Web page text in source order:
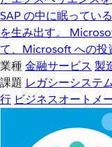
SAP の中に眠ってい
を生み出す。
て、Microsoft への投
業種金融サービス 製
課題 レガシーシステ
行 ビジネスオートメ